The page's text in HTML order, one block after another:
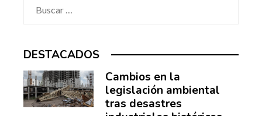
DESTACADOS
Cambios en la
legislación ambiental
tras desastres